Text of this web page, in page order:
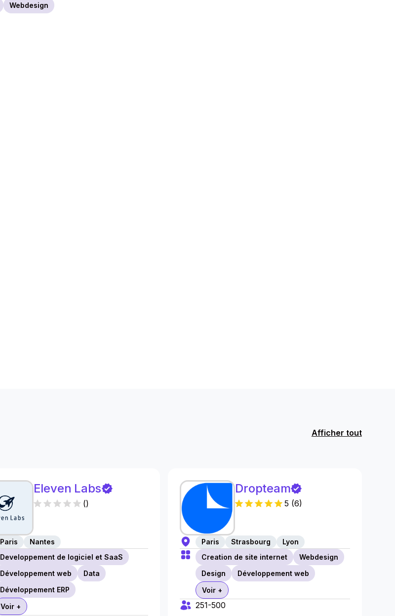
Webdesign
Afficher tout
Eleven Labs
()
Paris
Nantes
Developpement de logiciel et SaaS
Développement web
Data
Développement ERP
Voir +
Dropteam
5 (6)
Paris Strasbourg
Lyon
Creation de site internet
Webdesign
Design
Développement web
Voir +
251-500